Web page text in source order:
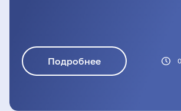
Подробнее